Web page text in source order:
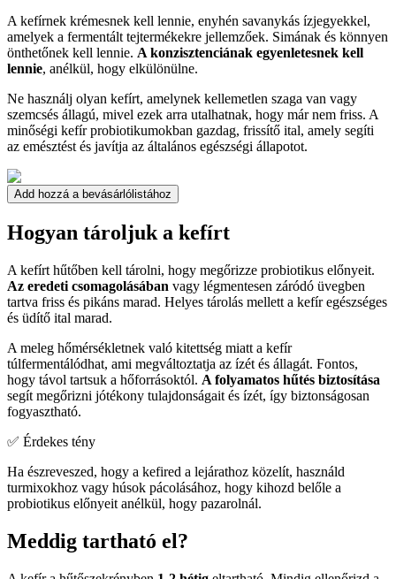
A kefírnek krémesnek kell lennie, enyhén savanykás ízjegyekkel,
amelyek a fermentált tejtermékekre jellemzőek. Simának és könnyen
önthetőnek kell lennie. A konzisztenciának egyenletesnek kell
lennie, anélkül, hogy elkülönülne.
Ne használj olyan kefírt, amelynek kellemetlen szaga van vagy
szemcsés állagú, mivel ezek arra utalhatnak, hogy már nem friss. A
minőségi kefír probiotikumokban gazdag, frissítő ital, amely segíti
az emésztést és javítja az általános egészségi állapotot.
Add hozzá a bevásárlólistához
Hogyan tároljuk a kefírt
A kefírt hűtőben kell tárolni, hogy megőrizze probiotikus előnyeit.
Az eredeti csomagolásában vagy légmentesen záródó üvegben
tartva friss és pikáns marad. Helyes tárolás mellett a kefír egészséges
és üdítő ital marad.
A meleg hőmérsékletnek való kitettség miatt a kefír
túlfermentálódhat, ami megváltoztatja az ízét és állagát. Fontos,
hogy távol tartsuk a hőforrásoktól. A folyamatos hűtés biztosítása
segít megőrizni jótékony tulajdonságait és ízét, így biztonságosan
fogyasztható.
✅ Érdekes tény
Ha észreveszed, hogy a kefired a lejárathoz közelít, használd
turmixokhoz vagy húsok pácolásához, hogy kihozd belőle a
probiotikus előnyeit anélkül, hogy pazarolnál.
Meddig tartható el?